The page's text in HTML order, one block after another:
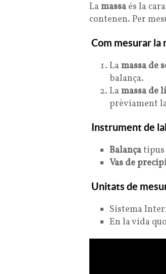
La massa és la
contenen. Per
Com mesurar la
La massa de
balança.
La massa de
prèviament
Instrument de
Balança
Vas de
Unitats de
Sistema
En la vida